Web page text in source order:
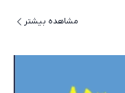
مشاهده بیشتر